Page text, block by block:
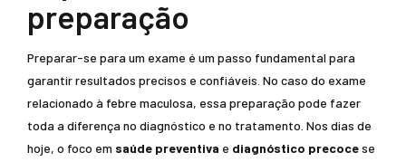
preparação
Preparar-se para um exame é um passo fundamental para
garantir resultados precisos e confiáveis. No caso do exame
relacionado à febre maculosa, essa preparação pode fazer
toda a diferença no diagnóstico e no tratamento. Nos dias de
hoje, o foco em saúde preventiva e diagnóstico precocese